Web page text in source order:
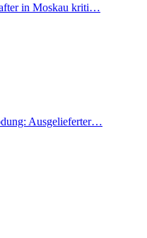
in Moskau kriti…
Ausgelieferter…